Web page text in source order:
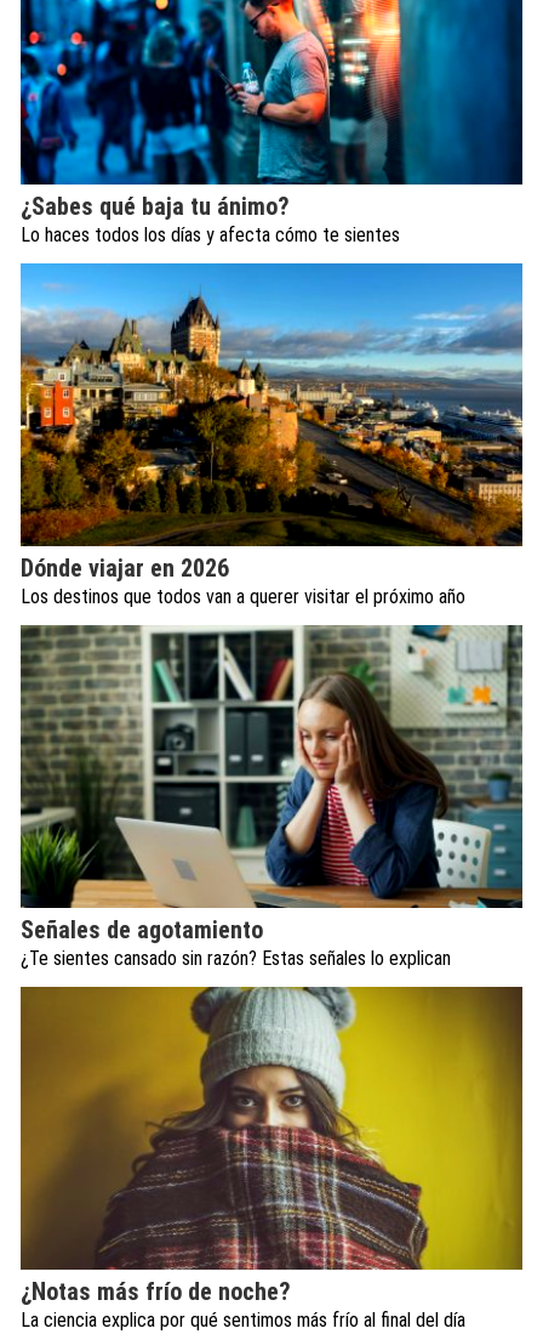
¿Sabes qué baja tu ánimo?
Lo haces todos los días y afecta cómo te sientes
Dónde viajar en 2026
Los destinos que todos van a querer visitar el próximo año
Señales de agotamiento
¿Te sientes cansado sin razón? Estas señales lo explican
¿Notas más frío de noche?
La ciencia explica por qué sentimos más frío al final del día